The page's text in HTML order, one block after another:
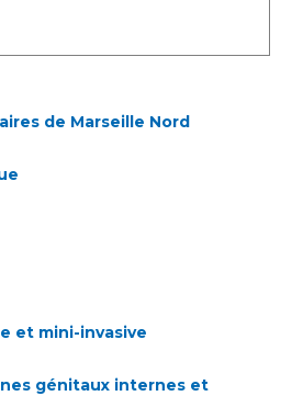
Nord
Maladies Rares
de Marseille Nord
et mini-invasive
génitaux internes et